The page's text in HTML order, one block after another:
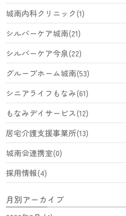
城南内科クリニック(1)
シルバーケア城南(21)
シルバーケア今泉(22)
グループホーム城南(53)
シニアライフもなみ(61)
もなみデイサービス(12)
居宅介護支援事業所(13)
城南会連携室(0)
採用情報(4)
月別アーカイブ